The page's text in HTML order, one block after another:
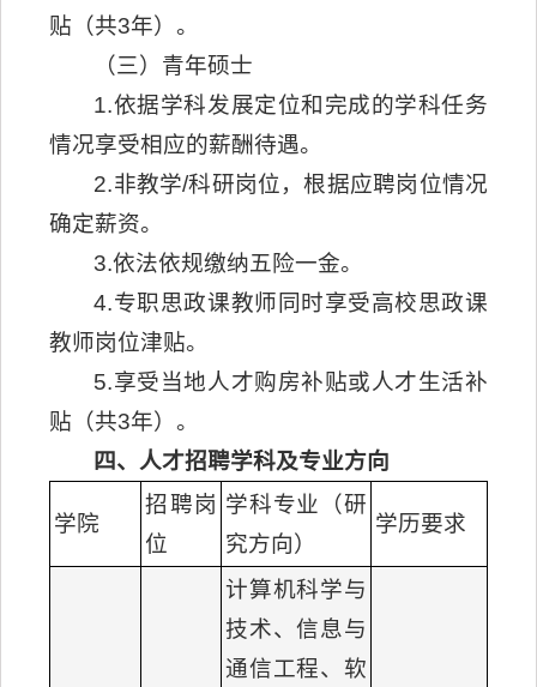
贴（共3年）。
（三）青年硕士
1.依据学科发展定位和完成的学科任务
情况享受相应的薪酬待遇。
2.非教学/科研岗位，根据应聘岗位情况
确定薪资。
3.依法依规缴纳五险一金。
4.专职思政课教师同时享受高校思政课
教师岗位津贴。
5.享受当地人才购房补贴或人才生活补
贴（共3年）。
四、人才招聘学科及专业方向
学院
招聘岗
位
学科专业（研
究方向）
学历要求
计算机科学与
技术、信息与
通信工程、软